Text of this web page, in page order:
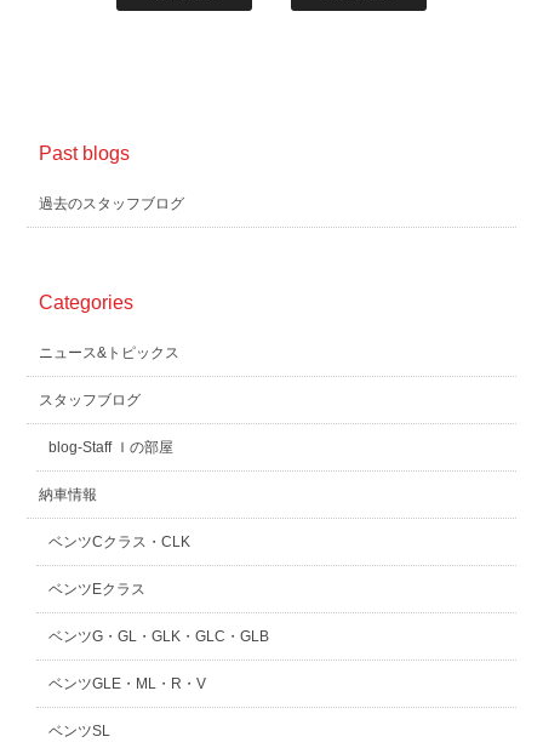
Past blogs
過去のスタッフブログ
Categories
ニュース&トピックス
スタッフブログ
blog-Staff Ｉの部屋
納車情報
ベンツCクラス・CLK
ベンツEクラス
ベンツG・GL・GLK・GLC・GLB
ベンツGLE・ML・R・V
ベンツSL